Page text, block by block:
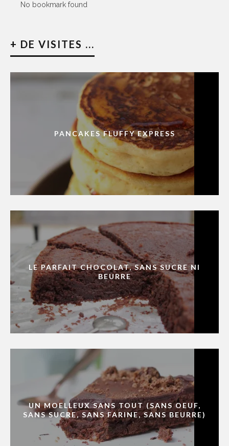
No bookmark found
+ DE VISITES ...
PANCAKES FLUFFY EXPRESS
LE PARFAIT CHOCOLAT, SANS SUCRE NI
BEURRE
UN MOELLEUX SANS TOUT (SANS OEUF,
SANS SUCRE, SANS FARINE, SANS BEURRE)